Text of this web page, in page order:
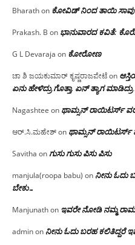
Bharathon ಕೋವಿಡ್ ನಿಂದ ತಾಯಿ ಸಾವು
Prakash. B on ಭಾನುವಾರದ ಕವಿತೆ:
G L Devaraja on ಕೋರೋಣ
ಚಾ ಶಿ ಜಯಕುಮಾರ್ ಕೃಷ್ಣರಾಜಪೇಟೆon
ಏನು ಹೇಳಿದ್ರು ಗೊತ್ತಾ, ಏನ್ ತ್ಯಾಗ ಮಾಡಿದ್ರು
Nagashtee on ಥಾಮ್ಸನ್ ರಾಯಿಟರ್ಸ್
ಆರ್.ಸಿ.ಮಹೇಶ್on ಥಾಮ್ಸನ್ ರಾಯಿಟರ್ಸ್
Savitha onಗುಸು ಗುಸು ಪಿಸು ಪಿಸು
manjula(roopa babu) on ನೀನು
ಬೇಕು…
Manjunathon ಇವರೇ‌ ನೋಡಿ‌ ನಮ್ಮ‌
adminon ನೀನು ಓದು ಬರಹ ಕಲಿತಿದ್ದರೆ